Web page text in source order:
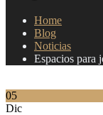
Home
Blog
Noticias
Espacios para
05
Dic